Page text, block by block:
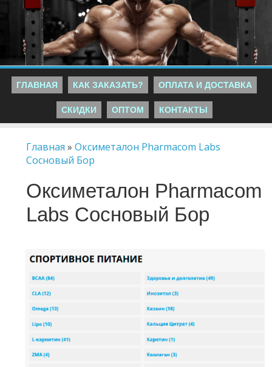
ГЛАВНАЯ КАК ЗАКАЗАТЬ? ОПЛАТА И ДОСТАВКА
СКИДКИ ОПТОМ КОНТАКТЫ
Главная »Оксиметалон Pharmacom Labs
Сосновый Бор
Оксиметалон Pharmacom
Labs Сосновый Бор